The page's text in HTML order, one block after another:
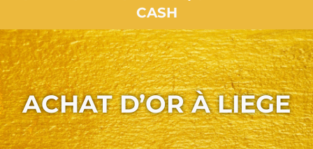
CASH
ACHAT D’OR À LIEGE